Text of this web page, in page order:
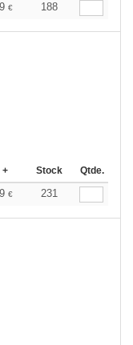
€ 188
+ Stock Qtde.
€ 231